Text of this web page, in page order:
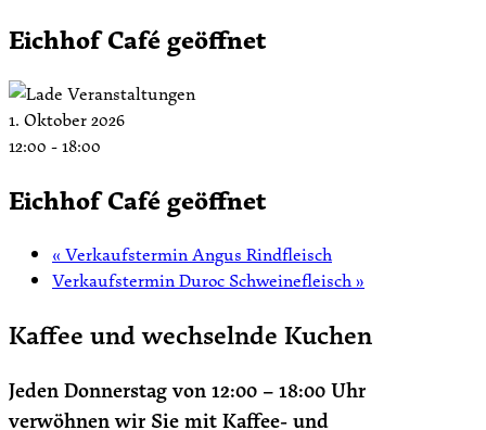
Eichhof Café geöffnet
1. Oktober 2026
12:00 -18:00
Eichhof Café geöffnet
« Verkaufstermin Angus Rindfleisch
Verkaufstermin Duroc Schweinefleisch»
Kaffee und wechselnde Kuchen
Jeden Donnerstag von 12:00 – 18:00 Uhr
verwöhnen wir Sie mit Kaffee- und